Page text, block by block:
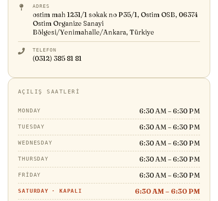
ADRES
ostim mah 1231/1 sokak no P35/1, Ostim OSB, 06374
Ostim Organize Sanayi
Bölgesi/Yenimahalle/Ankara, Türkiye
TELEFON
(0312) 385 81 81
AÇILIŞ SAATLERI
MONDAY 6:30 AM – 6:30 PM
TUESDAY 6:30 AM – 6:30 PM
WEDNESDAY 6:30 AM – 6:30 PM
THURSDAY 6:30 AM – 6:30 PM
FRIDAY 6:30 AM – 6:30 PM
SATURDAY · KAPALI 6:30 AM – 6:30 PM